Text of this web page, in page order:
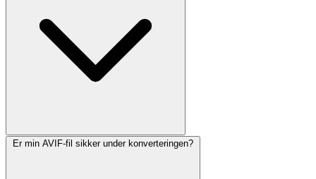
Er min AVIF-fil sikker under konverteringen?